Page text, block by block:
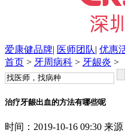
爱康健品牌| 医师团队| 优惠
首页 > 牙周病科 > 牙龈炎 >
治疗牙龈出血的方法有哪些呢
时间：2019-10-16 09:30 来源